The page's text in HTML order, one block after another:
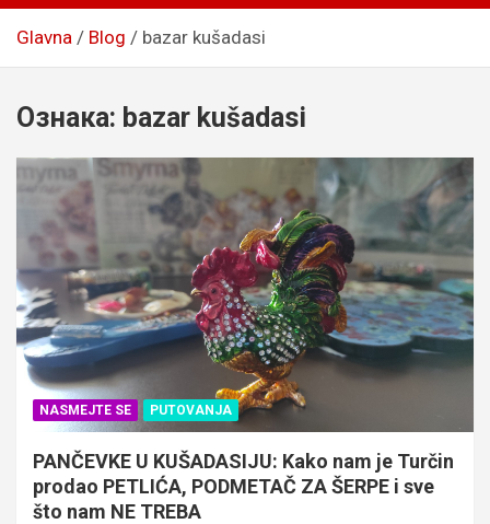
Glavna Blog bazar kušadasi
Ознака: bazar kušadasi
NASMEJTE SE PUTOVANJA
PANČEVKE U KUŠADASIJU: Kako nam je Turčin
prodao PETLIĆA, PODMETAČ ZA ŠERPE i sve
što nam NE TREBA